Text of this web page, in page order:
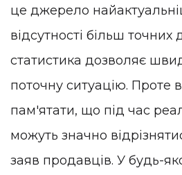
це джерело
відсутності більш точних
статистика дозволяє
поточну ситуацію. Проте
пам'ятати, що під час
можуть значно
заяв продавців. У будь-